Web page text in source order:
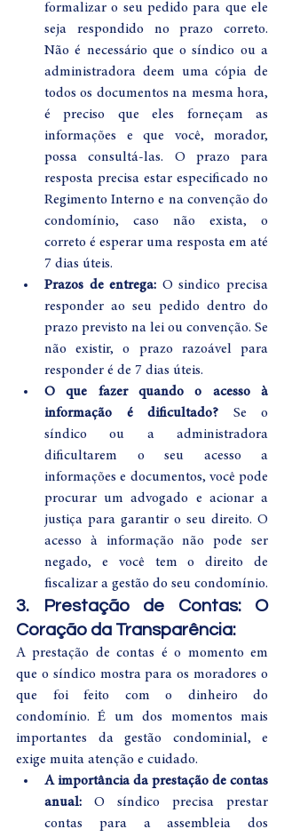
formalizar o seu pedido para que ele
seja respondido no prazo correto.
Não é necessário que o síndico ou a
administradora deem uma cópia de
todos os documentos na mesma hora,
é preciso que eles forneçam as
informações e que você, morador,
possa consultá-las. O prazo para
resposta precisa estar especificado no
Regimento Interno e na convenção do
condomínio, caso não exista, o
correto é esperar uma resposta em até
7 dias úteis.
Prazos de entrega: O sindico precisa
responder ao seu pedido dentro do
prazo previsto na lei ou convenção. Se
não existir, o prazo razoável para
responder é de 7 dias úteis.
O que fazer quando o acesso à
informação é dificultado? Se o
síndico ou a administradora
dificultarem o seu acesso a
informações e documentos, você pode
procurar um advogado e acionar a
justiça para garantir o seu direito. O
acesso à informação não pode ser
negado, e você tem o direito de
fiscalizar a gestão do seu condomínio.
3. Prestação de Contas: O
Coração da Transparência:
A prestação de contas é o momento em
que o síndico mostra para os moradores o
que foi feito com o dinheiro do
condomínio. É um dos momentos mais
importantes da gestão condominial, e
exige muita atenção e cuidado.
A importância da prestação de contas
anual: O síndico precisa prestar
contas para a assembleia dos